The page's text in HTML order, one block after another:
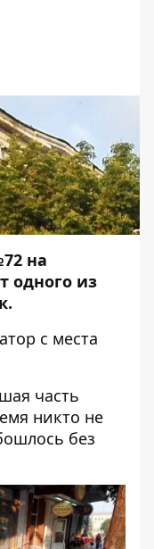
на
одного из
с места
часть
никто не
без